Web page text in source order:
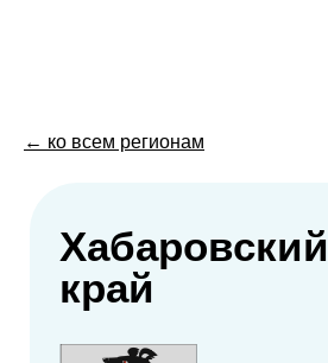
Хабаровский
край
← ко всем регионам